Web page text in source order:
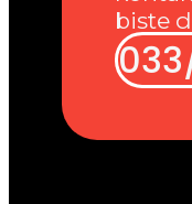
biste